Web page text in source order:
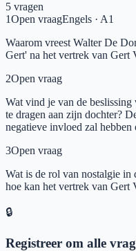
5 vragen
1Open vraagEngels · A1
Waarom vreest Walter De
Gert' na het vertrek van Gert
2Open vraag
Wat vind je van de
te dragen aan zijn dochter?
negatieve invloed zal hebben
3Open vraag
Wat is de rol van nostalgie
hoe kan het vertrek van Gert
🔒
Registreer om alle